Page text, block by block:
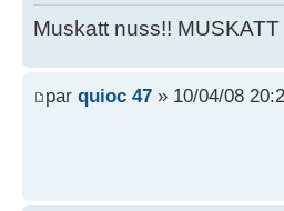
Muskatt nuss!!
par quioc 47 » 10/04/08